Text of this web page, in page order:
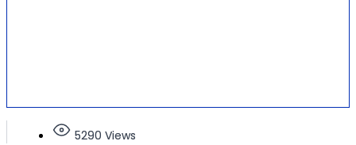
5290 Views